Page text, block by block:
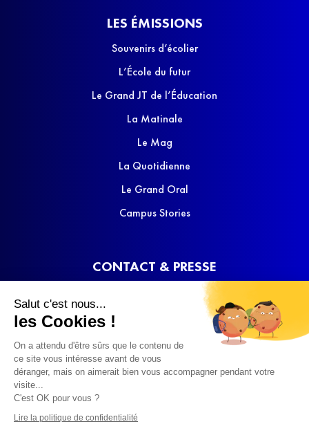
Salut c'est nous...
les Cookies !
On a attendu d'être sûrs que le contenu de
ce site vous intéresse avant de vous
déranger, mais on aimerait bien vous accompagner pendant votre
visite...
C'est OK pour vous ?
Lire la politique de confidentialité
LES ÉMISSIONS
Souvenirs d’écolier
L’École du futur
Le Grand JT de l’Éducation
La Matinale
Le Mag
La Quotidienne
Le Grand Oral
Campus Stories
CONTACT & PRESSE